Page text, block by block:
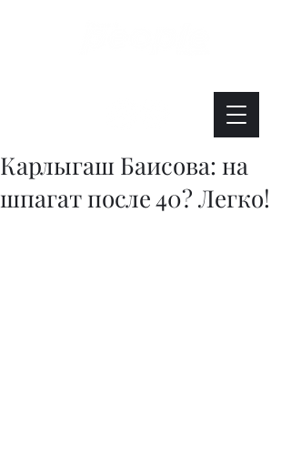
Карлыгаш Баисова: на
шпагат после 40? Легко!